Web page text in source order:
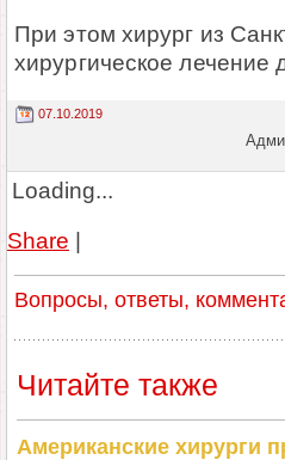
При этом хирург из
хирургическое лечение
07.10.2019
Loading...
Share |
Вопросы, ответы,
Читайте также
Американские хирурги